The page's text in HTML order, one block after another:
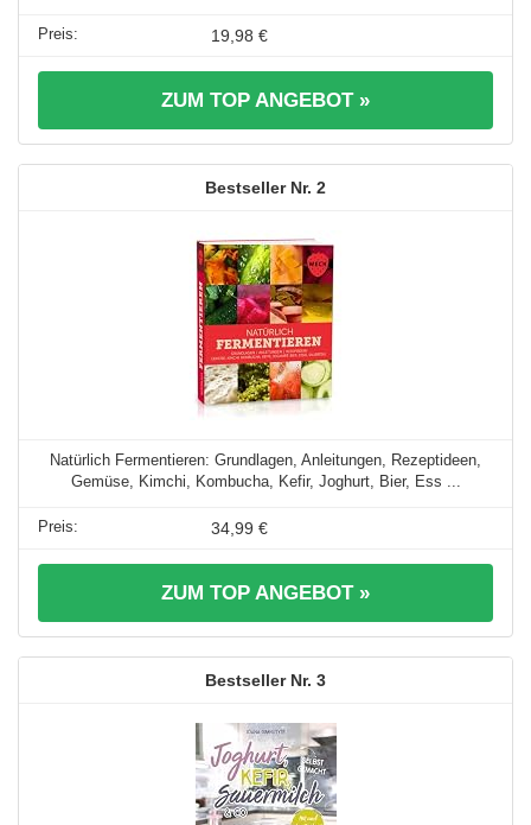
19,98 €
ZUM TOP ANGEBOT »
2
Natürlich Fermentieren: Grundlagen, Anleitungen, Rezeptideen,
Gemüse, Kimchi, Kombucha, Kefir, Joghurt, Bier, Ess ...
34,99 €
ZUM TOP ANGEBOT »
3